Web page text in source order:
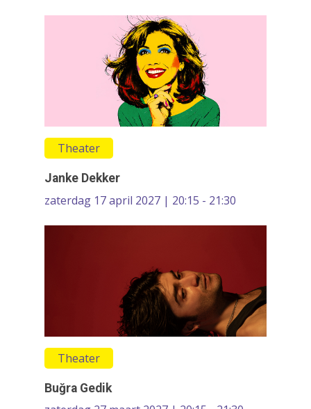
Theater
Janke Dekker
zaterdag 17 april 2027 | 20:15 - 21:30
Theater
Buğra Gedik
Film & Podia
Galerie
Koren
Media
Muziek